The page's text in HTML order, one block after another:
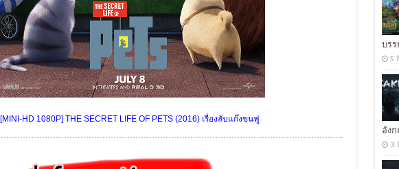
[MINI-HD 1080P] THE SECRET LIFE OF PETS (2016) เรื่องลับแก๊งขนฟู
บร
5
อัง
3